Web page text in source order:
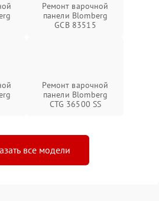
Ремонт варочной
панели Blomberg
GCB 83515
Ремонт варочной
панели Blomberg
CTG 36500 SS
все модели